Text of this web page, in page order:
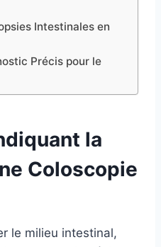
Intestinales en
Précis pour le
la
Coloscopie
le milieu intestinal,